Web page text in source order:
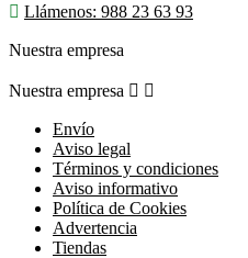
 Llámenos: 988 23 63 93
Nuestra empresa
Nuestra empresa  
Envío
Aviso legal
Términos y condiciones
Aviso informativo
Política de Cookies
Advertencia
Tiendas